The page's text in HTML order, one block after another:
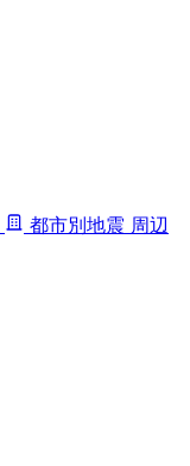
都市別地震 周辺